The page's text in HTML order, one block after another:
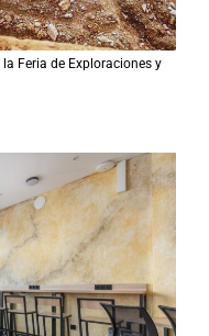
Feria de Exploraciones y